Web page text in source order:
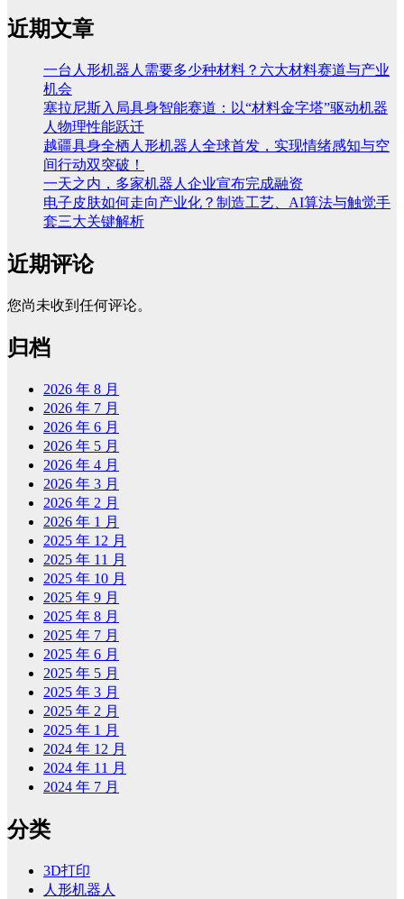
近期文章
一台人形机器人需要多少种材料？六大材料赛道与产业
机会
塞拉尼斯入局具身智能赛道：以“材料金字塔”驱动机器
人物理性能跃迁
越疆具身全栖人形机器人全球首发，实现情绪感知与空
间行动双突破！
一天之内，多家机器人企业宣布完成融资
电子皮肤如何走向产业化？制造工艺、AI算法与触觉手
套三大关键解析
近期评论
您尚未收到任何评论。
归档
2026 年 8 月
2026 年 7 月
2026 年 6 月
2026 年 5 月
2026 年 4 月
2026 年 3 月
2026 年 2 月
2026 年 1 月
2025 年 12 月
2025 年 11 月
2025 年 10 月
2025 年 9 月
2025 年 8 月
2025 年 7 月
2025 年 6 月
2025 年 5 月
2025 年 3 月
2025 年 2 月
2025 年 1 月
2024 年 12 月
2024 年 11 月
2024 年 7 月
分类
3D打印
人形机器人